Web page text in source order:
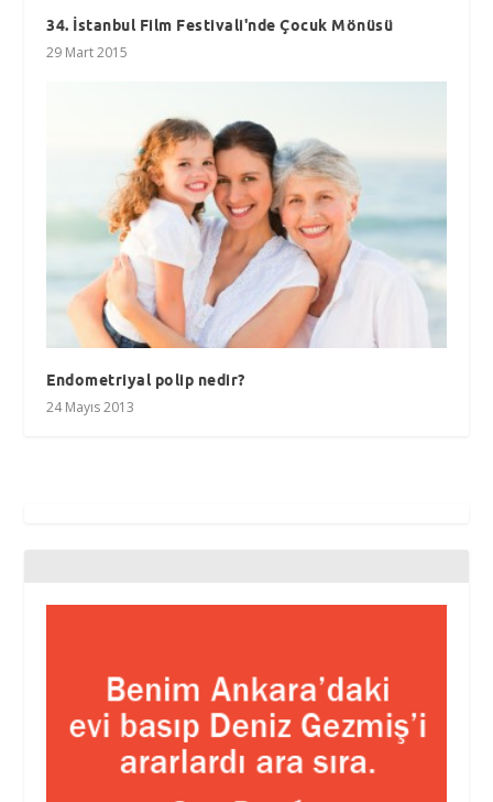
34. İstanbul Film Festivali'nde Çocuk Mönüsü
29 Mart 2015
Endometriyal polip nedir?
24 Mayıs 2013